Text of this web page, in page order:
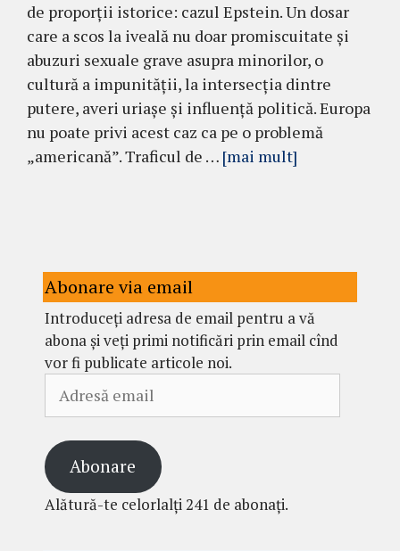
de proporții istorice: cazul Epstein. Un dosar
care a scos la iveală nu doar promiscuitate și
abuzuri sexuale grave asupra minorilor, o
cultură a impunității, la intersecția dintre
putere, averi uriașe și influență politică. Europa
nu poate privi acest caz ca pe o problemă
„americană”. Traficul de … [mai mult]
Abonare via email
Introduceți adresa de email pentru a vă
abona și veți primi notificări prin email cînd
vor fi publicate articole noi.
email
Abonare
Alătură-te celorlalți 241 de abonați.